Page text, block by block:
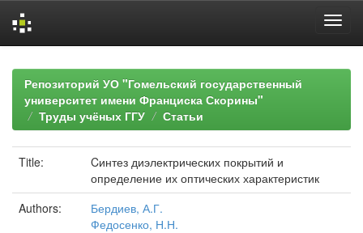
navigationРепозиторий УО "Гомельский государственный
университет имени Франциска Скорины"
Труды учёных ГГУ
Статьи
Title:
Cинтез диэлектрических покрытий и
определение их оптических характеристик
Authors:
Бердиев, А.Г.
Федосенко, Н.Н.